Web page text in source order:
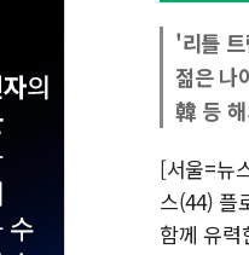
'리틀
젊은 나
韓 등
[서울=뉴
스(44) 플
함께 유